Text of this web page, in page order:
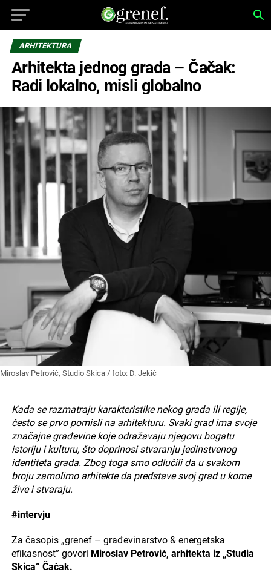
ARHITEKTURA
Arhitekta jednog grada – Čačak:
Radi lokalno, misli globalno
Miroslav Petrović, Studio Skica / foto: D. Jekić
Kada se razmatraju karakteristike nekog grada ili regije,
često se prvo pomisli na arhitekturu. Svaki grad ima svoje
značajne građevine koje odražavaju njegovu bogatu
istoriju i kulturu, što doprinosi stvaranju jedinstvenog
identiteta grada. Zbog toga smo odlučili da u svakom
broju zamolimo arhitekte da predstave svoj grad u kome
žive i stvaraju.
#intervju
Za časopis „grenef – građevinarstvo & energetska
efikasnost” govori Miroslav Petrović, arhitekta iz „Studia
Skica“ Čačak.